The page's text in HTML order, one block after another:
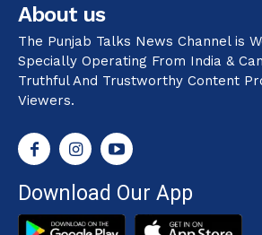
About us
The Punjab Talks News Channel is
Specially Operating From India &
Truthful And Trustworthy Content
Viewers.
Download Our App